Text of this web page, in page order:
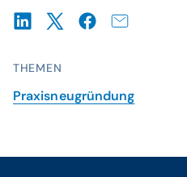
THEMEN
Praxisneugründung